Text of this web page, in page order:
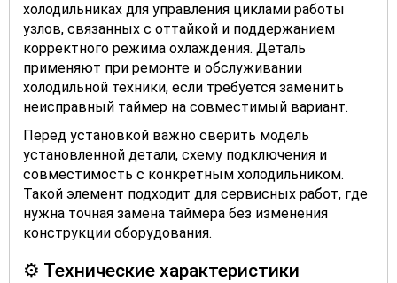
холодильниках для управления циклами работы
узлов, связанных с оттайкой и поддержанием
корректного режима охлаждения. Деталь
применяют при ремонте и обслуживании
холодильной техники, если требуется заменить
неисправный таймер на совместимый вариант.
Перед установкой важно сверить модель
установленной детали, схему подключения и
совместимость с конкретным холодильником.
Такой элемент подходит для сервисных работ, где
нужна точная замена таймера без изменения
конструкции оборудования.
⚙️ Технические характеристики